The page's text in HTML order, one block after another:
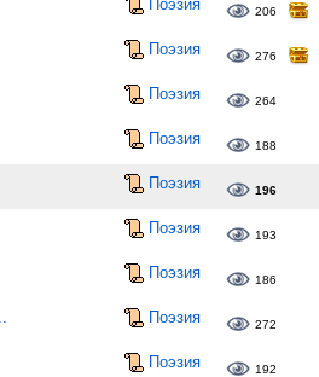
Поэзия 206
Поэзия 276
Поэзия 264
Поэзия 188
Поэзия 196
Поэзия 193
Поэзия 186
Поэзия 272
Поэзия 192